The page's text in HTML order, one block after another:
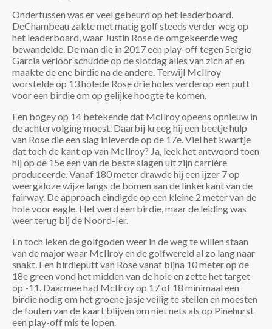
Ondertussen was er veel gebeurd op het leaderboard.
DeChambeau zakte met matig golf steeds verder weg op
het leaderboard, waar Justin Rose de omgekeerde weg
bewandelde. De man die in 2017 een play-off tegen Sergio
Garcia verloor schudde op de slotdag alles van zich af en
maakte de ene birdie na de andere. Terwijl McIlroy
worstelde op 13 holede Rose drie holes verderop een putt
voor een birdie om op gelijke hoogte te komen.
Een bogey op 14 betekende dat McIlroy opeens opnieuw in
de achtervolging moest. Daarbij kreeg hij een beetje hulp
van Rose die een slag inleverde op de 17e. Viel het kwartje
dat toch de kant op van McIlroy? Ja, leek het antwoord toen
hij op de 15e een van de beste slagen uit zijn carrière
produceerde. Vanaf 180 meter drawde hij een ijzer 7 op
weergaloze wijze langs de bomen aan de linkerkant van de
fairway. De approach eindigde op een kleine 2 meter van de
hole voor eagle. Het werd een birdie, maar de leiding was
weer terug bij de Noord-Ier.
En toch leken de golfgoden weer in de weg te willen staan
van de major waar McIlroy en de golfwereld al zo lang naar
snakt. Een birdieputt van Rose vanaf bijna 10 meter op de
18e green vond het midden van de hole en zette het target
op -11. Daarmee had McIlroy op 17 of 18 minimaal een
birdie nodig om het groene jasje veilig te stellen en moesten
de fouten van de kaart blijven om niet nets als op Pinehurst
een play-off mis te lopen.